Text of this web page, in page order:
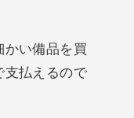
かい備品を買
支払えるので